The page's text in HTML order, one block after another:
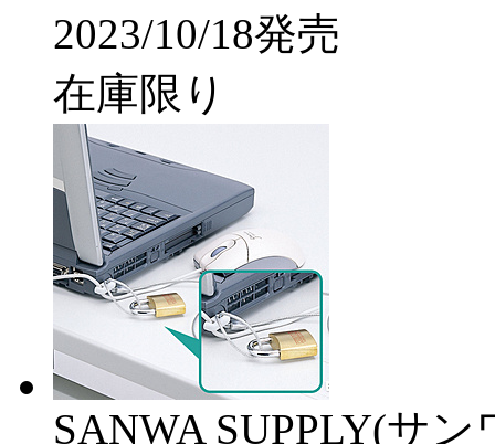
2023/10/18発売
在庫限り
SANWA SUPPLY(サ